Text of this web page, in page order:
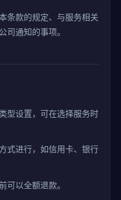
条款的规定、与服务相关
司通知的事项。
型设置，可在选择服务时
式进行，如信用卡、银行
可以全额退款。